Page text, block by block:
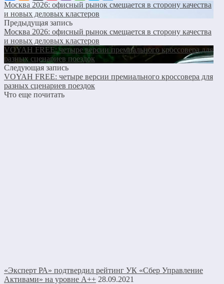
Москва 2026: офисный рынок смещается в сторону качества
и новых деловых кластеров
Предыдущая запись
Москва 2026: офисный рынок смещается в сторону качества
и новых деловых кластеров
VOYAH FREE: четыре версии премиального кроссовера для
разных сценариев поездок
Следующая запись
VOYAH FREE: четыре версии премиального кроссовера для
разных сценариев поездок
Что еще почитать
«Эксперт РА» подтвердил рейтинг УК «Сбер Управление
Активами» на уровне А++ 28.09.2021